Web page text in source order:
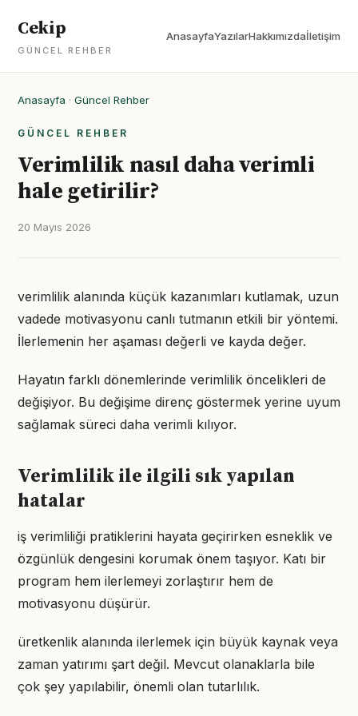
Cekip
GÜNCEL REHBER
AnasayfaYazılarHakkımızdaİletişim
Anasayfa · Güncel Rehber
GÜNCEL REHBER
Verimlilik nasıl daha verimli
hale getirilir?
20 Mayıs 2026
verimlilik alanında küçük kazanımları kutlamak, uzun
vadede motivasyonu canlı tutmanın etkili bir yöntemi.
İlerlemenin her aşaması değerli ve kayda değer.
Hayatın farklı dönemlerinde verimlilik öncelikleri de
değişiyor. Bu değişime direnç göstermek yerine uyum
sağlamak süreci daha verimli kılıyor.
Verimlilik ile ilgili sık yapılan
hatalar
iş verimliliği pratiklerini hayata geçirirken esneklik ve
özgünlük dengesini korumak önem taşıyor. Katı bir
program hem ilerlemeyi zorlaştırır hem de
motivasyonu düşürür.
üretkenlik alanında ilerlemek için büyük kaynak veya
zaman yatırımı şart değil. Mevcut olanaklarla bile
çok şey yapılabilir, önemli olan tutarlılık.